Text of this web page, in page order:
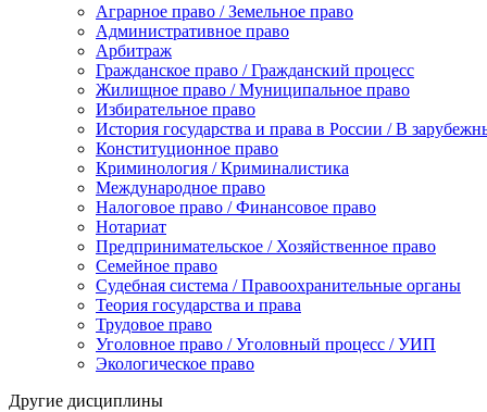
Аграрное право / Земельное право
Административное право
Арбитраж
Гражданское право / Гражданский процесс
Жилищное право / Муниципальное право
Избирательное право
История государства и права в России / В
Конституционное право
Криминология / Криминалистика
Международное право
Налоговое право / Финансовое право
Нотариат
Предпринимательское / Хозяйственное право
Семейное право
Судебная система / Правоохранительные органы
Теория государства и права
Трудовое право
Уголовное право / Уголовный процесс / УИП
Экологическое право
Другие дисциплины